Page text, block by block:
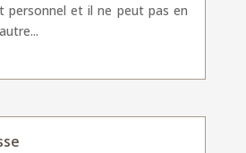
personnel et il ne peut pas en